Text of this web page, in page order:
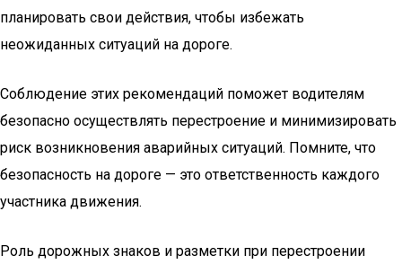
планировать свои действия, чтобы избежать
неожиданных ситуаций на дороге.
Соблюдение этих рекомендаций поможет водителям
безопасно осуществлять перестроение и минимизировать
риск возникновения аварийных ситуаций. Помните, что
безопасность на дороге — это ответственность каждого
участника движения.
Роль дорожных знаков и разметки при перестроении